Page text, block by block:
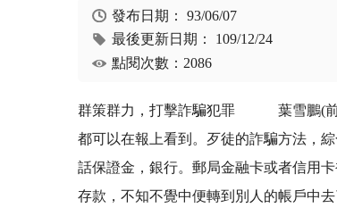
發布日期：93/06/07
最後更新日期： 109/12/24
點閱次數：2086
群策群力，打擊詐騙犯罪 葉雪鵬(前
都可以在報上看到。歹徒的詐騙方法，
話保證金，銀行。郵局金融卡或者信用
存款，不知不覺中便轉到別人的帳戶中